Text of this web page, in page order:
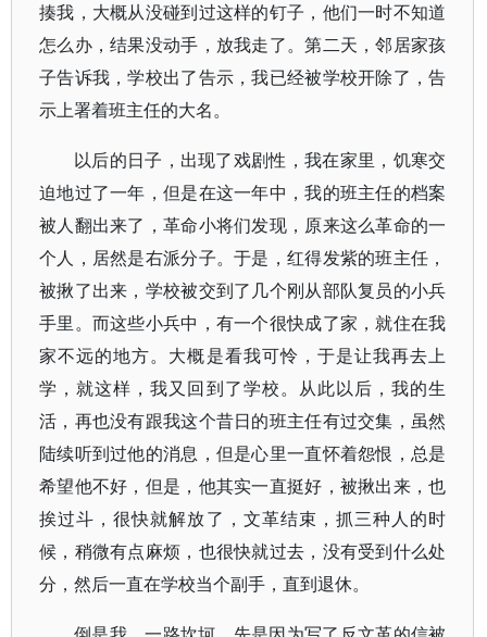
揍我，大概从没碰到过这样的钉子，他们一时不知道
怎么办，结果没动手，放我走了。第二天，邻居家孩
子告诉我，学校出了告示，我已经被学校开除了，告
示上署着班主任的大名。
以后的日子，出现了戏剧性，我在家里，饥寒交
迫地过了一年，但是在这一年中，我的班主任的档案
被人翻出来了，革命小将们发现，原来这么革命的一
个人，居然是右派分子。于是，红得发紫的班主任，
被揪了出来，学校被交到了几个刚从部队复员的小兵
手里。而这些小兵中，有一个很快成了家，就住在我
家不远的地方。大概是看我可怜，于是让我再去上
学，就这样，我又回到了学校。从此以后，我的生
活，再也没有跟我这个昔日的班主任有过交集，虽然
陆续听到过他的消息，但是心里一直怀着怨恨，总是
希望他不好，但是，他其实一直挺好，被揪出来，也
挨过斗，很快就解放了，文革结束，抓三种人的时
候，稍微有点麻烦，也很快就过去，没有受到什么处
分，然后一直在学校当个副手，直到退休。